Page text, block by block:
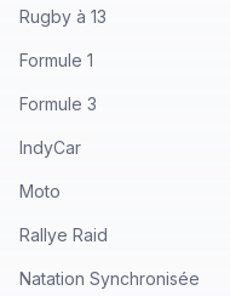
Rugby à 13
Formule 1
Formule 3
IndyCar
Moto
Rallye Raid
Natation Synchronisée